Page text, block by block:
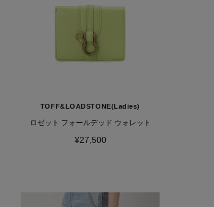
TOFF&LOADSTONE(Ladies)
ロゼット フォールデッド ウォレット
¥27,500